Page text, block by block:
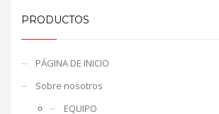
PRODUCTOS
PÁGINA DE INICIO
Sobre nosotros
EQUIPO